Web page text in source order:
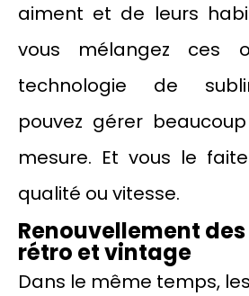
aiment et de leurs
vous mélangez ces
technologie de
pouvez gérer
mesure. Et vous le
qualité ou vitesse.
Renouvellement
rétro et vintage
Dans le même temps,